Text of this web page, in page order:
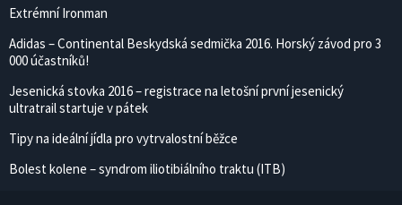
Extrémní Ironman
Adidas – Continental Beskydská sedmička 2016. Horský závod pro 3
000 účastníků!
Jesenická stovka 2016 – registrace na letošní první jesenický
ultratrail startuje v pátek
Tipy na ideální jídla pro vytrvalostní běžce
Bolest kolene – syndrom iliotibiálního traktu (ITB)